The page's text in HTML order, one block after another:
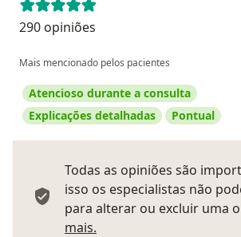
290 opiniões
Mais mencionado pelos pacientes
Atencioso durante a consulta
Explicações detalhadas
Pontual
Todas as opiniões são
isso os especialistas não
para alterar ou excluir uma
mais.